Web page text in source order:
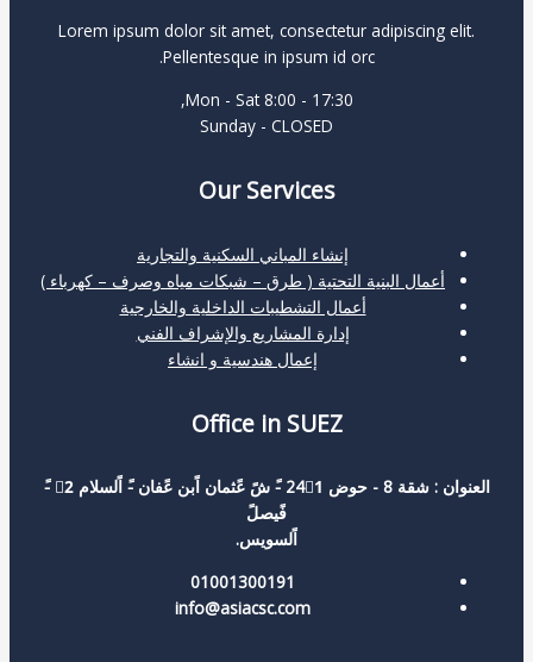
Lorem ipsum dolor sit amet, consectetur adipiscing elit.
Pellentesque in ipsum id orc.
Mon - Sat 8:00 - 17:30,
Sunday - CLOSED
Our Services
إنشاء المباني السكنية والتجارية
أعمال البنية التحتية ( طرق – شبكات مياه وصرف – كهرباء )
أعمال التشطيبات الداخلية والخارجية
إدارة المشاريع والإشراف الفني
إعمال هندسية و انشاء
Office in SUEZ
العنوان : شقة 8 - حوض 241ً -ً شً عًثمان اًبن عًفان -ً اًلسلام 2ً -ً
فًيصلً
اًلسويس.
01001300191
info@asiacsc.com